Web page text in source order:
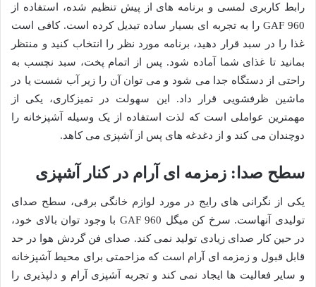
رابط کاربری لمسی و برنامه های از پیش تنظیم شده، استفاده از
GAF 960 را به تجربه ای بسیار ساده تبدیل کرده است. کافی است
غذا را در سبد قرار دهید، برنامه مورد نظر را انتخاب کنید و منتظر
بمانید تا غذای شما آماده شود. پس از اتمام پخت، سبد نچسب به
راحتی از دستگاه جدا می شود و می توان آن را زیر آب شست یا در
ماشین ظرفشویی قرار داد. این سهولت در تمیزکاری، یکی از
مهمترین عواملی است که لذت استفاده از یک وسیله آشپزخانه را
دوچندان می کند و از دغدغه های پس از آشپزی می کاهد.
سطح صدا: زمزمه ای آرام در کنار آشپزی
یکی از نگرانی های رایج در مورد لوازم خانگی برقی، سطح صدای
تولیدی آنهاست. سرخ کن میگل GAF 960 با وجود توان بالای خود،
در حین کار صدای زیادی تولید نمی کند. صدای فن گردش هوا در حد
قابل قبول و زمزمه ای آرام است که مزاحمتی برای محیط آشپزخانه
و سایر فعالیت ها ایجاد نمی کند و تجربه آشپزی آرام و دلپذیری را